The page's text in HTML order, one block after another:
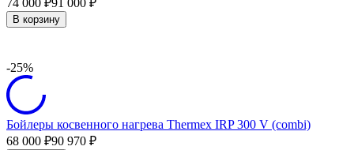
₽ ₽
В корзину
-25%
Бойлеры косвенного нагрева Thermex IRP 300 V (combi)
68 000 ₽90 970 ₽